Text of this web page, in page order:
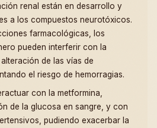
renal están en desarrollo y
a los compuestos neurotóxicos.
farmacológicas, los
pueden interferir con la
de las vías de
el riesgo de hemorragias.
con la metformina,
de la glucosa en sangre, y con
pudiendo exacerbar la